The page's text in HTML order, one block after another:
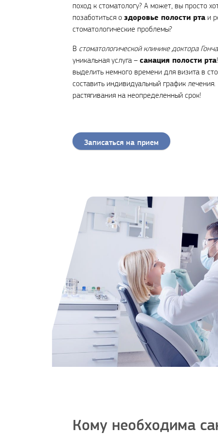
поход к стоматологу? А может, вы просто
позаботиться оздоровье полости рта и
стоматологические проблемы?
В стоматологической клинике доктора
уникальная услуга –санация полости рта
выделить немного времени для визита в
составить индивидуальный график
растягивания на неопределенный срок!
Записаться на прием
Кому необходима